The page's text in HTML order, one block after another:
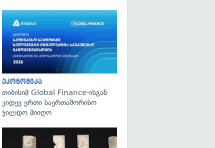
გადახედვა
ეკონომიკა
თიბისიმ Global Finance-ისგან
კიდევ ერთი საერთაშორისო
ჯილდო მიიღო